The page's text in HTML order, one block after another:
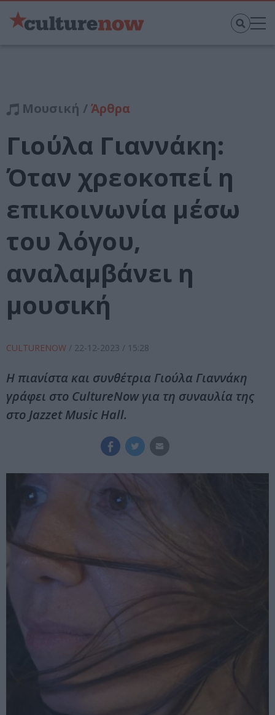
Μουσική /Άρθρα
Γιούλα Γιαννάκη:
Όταν χρεοκοπεί η
επικοινωνία μέσω
του λόγου,
αναλαμβάνει η
μουσική
CULTURENOW / 22-12-2023 / 15:28
Η πιανίστα και συνθέτρια Γιούλα Γιαννάκη
γράφει στο CultureNow για τη συναυλία της
στο Jazzet Music Hall.